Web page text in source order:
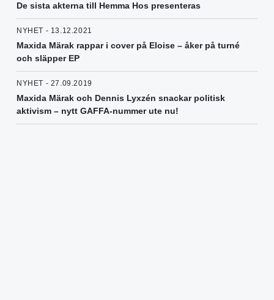
De sista akterna till Hemma Hos presenteras
NYHET - 13.12.2021
Maxida Märak rappar i cover på Eloise – åker på turné
och släpper EP
NYHET - 27.09.2019
Maxida Märak och Dennis Lyxzén snackar politisk
aktivism – nytt GAFFA-nummer ute nu!